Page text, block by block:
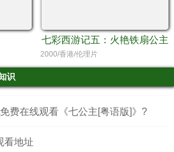
七彩西游记五：火艳铁扇公主
2000/香港/伦理片
识
免费在线观看《七公主[粤语版]》?
看地址